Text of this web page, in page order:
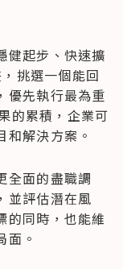
健起步、快速擴
挑選一個能回
優先執行最為重
的累積，企業可
解決方案。
全面的盡職調
並評估潛在風
的同時，也能維
面。